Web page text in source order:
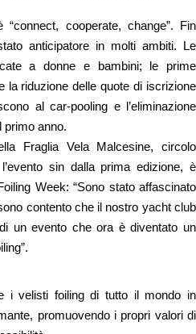
cooperate, change”. Fin
anticipatore in molti ambiti. Le
a donne e bambini; le prime
la riduzione delle quote di iscrizione
al car-pooling e l’eliminazione
primo anno.
Fraglia Vela Malcesine, circolo
sin dalla prima edizione, è
Week: “Sono stato affascinato
contento che il nostro yacht club
un evento che ora è diventato un
i velisti foiling di tutto il mondo in
promuovendo i propri valori di